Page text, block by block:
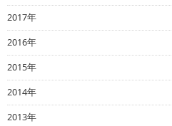
2017年
2016年
2015年
2014年
2013年